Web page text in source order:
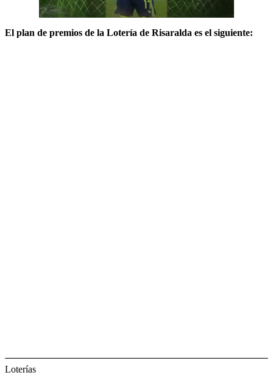
El plan de premios de la Lotería de Risaralda es el siguiente:
Loterías